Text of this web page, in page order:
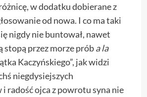
w dodatku dobierane z
od nowa. I co ma taki
nigdy nie buntował, nawet
stopą przez morze próba la
Kaczyńskiego”, jak widzi
niegdysiejszych
i radość ojca z powrotu syna nie